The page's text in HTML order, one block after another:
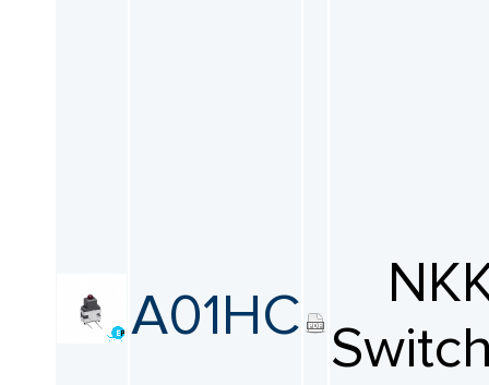
A01HC